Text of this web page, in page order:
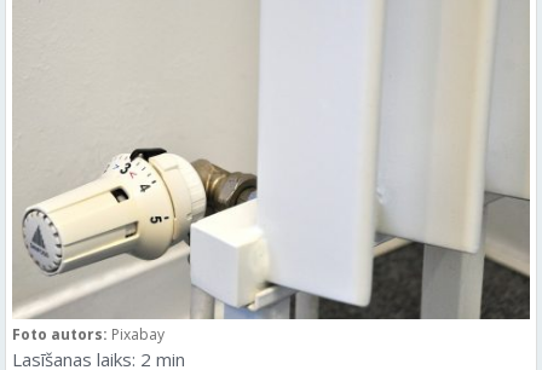
Foto autors: Pixabay
Lasīšanas laiks: 2 min